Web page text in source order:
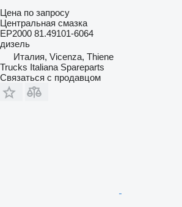
Цена по запросу
Центральная смазка
EP2000 81.49101-6064
дизель
Италия, Vicenza, Thiene
Trucks Italiana Spareparts
Связаться с продавцом